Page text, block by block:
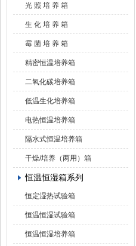
光 照 培 养 箱
生 化 培 养 箱
霉 菌 培 养 箱
精密恒温培养箱
二氧化碳培养箱
低温生化培养箱
电热恒温培养箱
隔水式恒温培养箱
干燥/培养（两用）箱
恒温恒湿箱系列
恒定湿热试验箱
恒温恒湿试验箱
恒温恒湿培养箱